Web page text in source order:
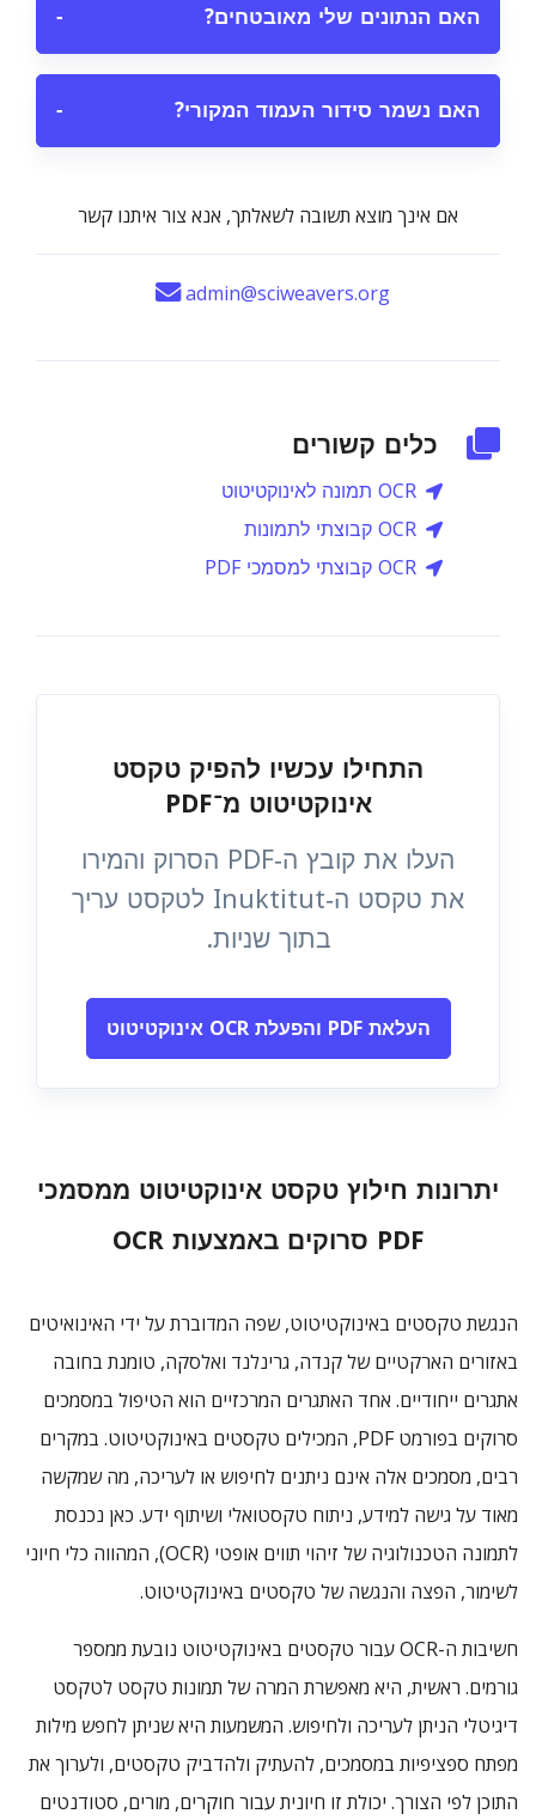
האם הנתונים שלי מאובטחים? −
האם נשמר סידור העמוד המקורי? −
אם אינך מוצא תשובה לשאלתך, אנא צור איתנו קשר
admin@sciweavers.org
כלים קשורים
OCR תמונה לאינוקטיטוט
OCR קבוצתי לתמונות
OCR קבוצתי למסמכי PDF
התחילו עכשיו להפיק טקסט
אינוקטיטוט מ־PDF
העלו את קובץ ה‑PDF הסרוק והמירו
את טקסט ה‑Inuktitut לטקסט עריך
בתוך שניות.
העלאת PDF והפעלת OCR אינוקטיטוט
יתרונות חילוץ טקסט אינוקטיטוט ממסמכי
PDF סרוקים באמצעות OCR
הנגשת טקסטים באינוקטיטוט, שפה המדוברת על ידי האינואיטים
באזורים הארקטיים של קנדה, גרינלנד ואלסקה, טומנת בחובה
אתגרים ייחודיים. אחד האתגרים המרכזיים הוא הטיפול במסמכים
סרוקים בפורמט PDF, המכילים טקסטים באינוקטיטוט. במקרים
רבים, מסמכים אלה אינם ניתנים לחיפוש או לעריכה, מה שמקשה
מאוד על גישה למידע, ניתוח טקסטואלי ושיתוף ידע. כאן נכנסת
לתמונה הטכנולוגיה של זיהוי תווים אופטי (OCR), המהווה כלי חיוני
לשימור, הפצה והנגשה של טקסטים באינוקטיטוט.
חשיבות ה-OCR עבור טקסטים באינוקטיטוט נובעת ממספר
גורמים. ראשית, היא מאפשרת המרה של תמונות טקסט לטקסט
דיגיטלי הניתן לעריכה ולחיפוש. המשמעות היא שניתן לחפש מילות
מפתח ספציפיות במסמכים, להעתיק ולהדביק טקסטים, ולערוך את
התוכן לפי הצורך. יכולת זו חיונית עבור חוקרים, מורים, סטודנטים